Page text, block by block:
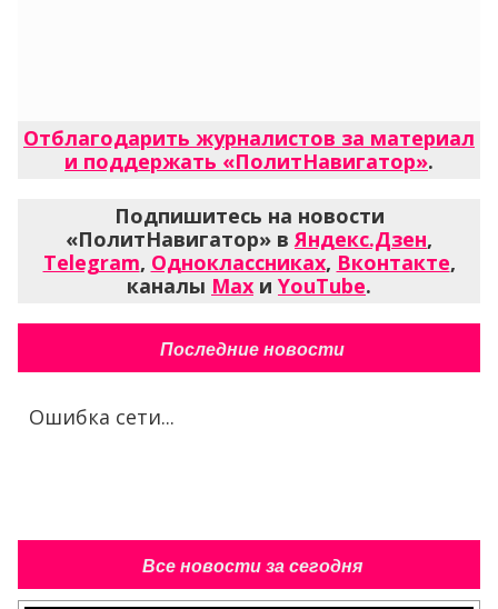
Отблагодарить журналистов за материал
и поддержать «ПолитНавигатор».
Подпишитесь на новости
«ПолитНавигатор» вЯндекс.Дзен,
Telegram, Одноклассниках, Вконтакте,
каналы Max и YouTube.
Последние новости
Ошибка сети...
Все новости за сегодня